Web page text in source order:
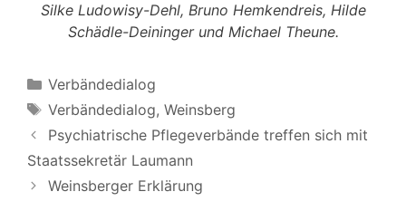
Silke Ludowisy-Dehl, Bruno Hemkendreis, Hilde
Schädle-Deininger und Michael Theune.
Kategorien
Verbändedialog
Schlagwörter
Verbändedialog, Weinsberg
Psychiatrische Pflegeverbände treffen sich mit
Staatssekretär Laumann
Weinsberger Erklärung